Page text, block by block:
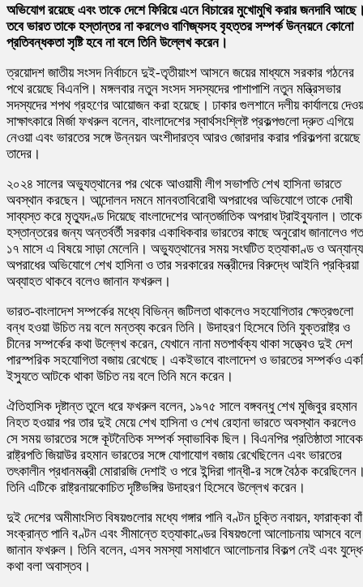
অভিযোগ রয়েছে এবং তাকে দেশে ফিরিয়ে এনে বিচারের মুখোমুখি করার জনদাবি
তবে ভারত তাকে হস্তান্তর না করলেও বাণিজ্যসহ বৃহত্তর সম্পর্ক উন্নয়নে কোনো
প্রতিবন্ধকতা সৃষ্টি হবে না বলে তিনি উল্লেখ করেন।
ত্রয়োদশ জাতীয় সংসদ নির্বাচনে দুই-তৃতীয়াংশ আসনে জয়ের মাধ্যমে সরকার গঠনের
পথে রয়েছে বিএনপি। মঙ্গলবার নতুন সংসদ সদস্যদের পাশাপাশি নতুন মন্ত্রিসভার
সদস্যদের শপথ গ্রহণের আয়োজন করা হয়েছে। ঢাকার গুলশানে দলীয় কার্যালয়ে
সাক্ষাৎকারে মির্জা ফখরুল বলেন, বাংলাদেশের স্বার্থসংশ্লিষ্ট প্রকল্পগুলো দ্রুত এগিয়ে
নেওয়া এবং ভারতের সঙ্গে উন্নয়ন অংশীদারত্ব আরও জোরদার করার পরিকল্পনা রয়েছে
তাদের।
২০২৪ সালের অভ্যুত্থানের পর থেকে আওয়ামী লীগ সভাপতি শেখ হাসিনা ভারতে
অবস্থান করছেন। আন্দোলন দমনে মানবতাবিরোধী অপরাধের অভিযোগে তাকে দোষী
সাব্যস্ত করে মৃত্যুদণ্ড দিয়েছে বাংলাদেশের আন্তর্জাতিক অপরাধ ট্রাইব্যুনাল। তাকে
হস্তান্তরের জন্য অন্তর্বর্তী সরকার একাধিকবার ভারতের কাছে অনুরোধ জানালেও গত
১৭ মাসে এ বিষয়ে সাড়া মেলেনি। অভ্যুত্থানের সময় সংঘটিত হত্যাকাণ্ড ও অন্যান্য
অপরাধের অভিযোগে শেখ হাসিনা ও তার সরকারের মন্ত্রীদের বিরুদ্ধে আইনি প্রক্রিয়া
অব্যাহত থাকবে বলেও জানান ফখরুল।
ভারত-বাংলাদেশ সম্পর্কের মধ্যে বিভিন্ন জটিলতা থাকলেও সহযোগিতার ক্ষেত্রগুলো
বন্ধ হওয়া উচিত নয় বলে মন্তব্য করেন তিনি। উদাহরণ হিসেবে তিনি যুক্তরাষ্ট্র ও
চীনের সম্পর্কের কথা উল্লেখ করেন, যেখানে নানা মতপার্থক্য থাকা সত্ত্বেও দুই দেশ
পারস্পরিক সহযোগিতা বজায় রেখেছে। একইভাবে বাংলাদেশ ও ভারতের সম্পর্কও
ইস্যুতে আটকে থাকা উচিত নয় বলে তিনি মনে করেন।
ঐতিহাসিক দৃষ্টান্ত তুলে ধরে ফখরুল বলেন, ১৯৭৫ সালে বঙ্গবন্ধুশেখ মুজিবুর রহমান
নিহত হওয়ার পর তার দুই মেয়ে শেখ হাসিনা ও শেখ রেহানা ভারতে অবস্থান করলেও
সে সময় ভারতের সঙ্গে কূটনৈতিক সম্পর্ক স্বাভাবিক ছিল। বিএনপির প্রতিষ্ঠাতা সাবেক
রাষ্ট্রপতিজিয়াউর রহমান ভারতের সঙ্গে যোগাযোগ বজায় রেখেছিলেন এবং ভারতের
তৎকালীন প্রধানমন্ত্রী মোরারজি দেশাই ও পরেইন্দিরা গান্ধী-র সঙ্গে বৈঠক
তিনি এটিকে রাষ্ট্রনায়কোচিত দৃষ্টিভঙ্গির উদাহরণ হিসেবে উল্লেখ করেন।
দুই দেশের অমীমাংসিত বিষয়গুলোর মধ্যে গঙ্গার পানি বণ্টন চুক্তি নবায়ন, ফারাক্কা
সংক্রান্ত পানি বণ্টন এবং সীমান্তে হত্যাকাণ্ডের বিষয়গুলো আলোচনায় আসবে বলে
জানান ফখরুল। তিনি বলেন, এসব সমস্যা সমাধানে আলোচনার বিকল্প নেই এবং
কথা বলা অবাস্তব।